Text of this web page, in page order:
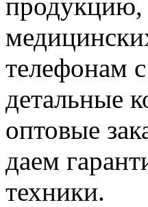
телефонам
детальные
оптовые
даем
техники.